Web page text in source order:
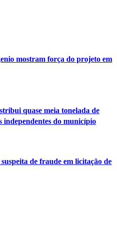
mostram força do projeto em
quase meia tonelada de
independentes do município
de fraude em licitação de